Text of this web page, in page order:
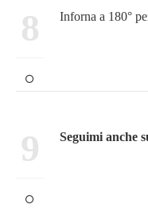
8 Inforna a 180°
9 Seguimi anche